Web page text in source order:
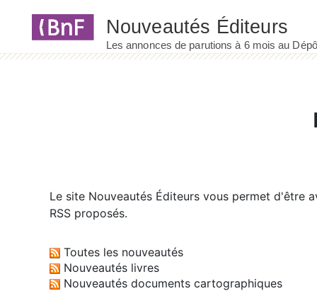
Le site Nouveautés Éditeurs vous permet d'être
RSS proposés.
Toutes les nouveautés
Nouveautés livres
Nouveautés documents cartographiques